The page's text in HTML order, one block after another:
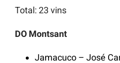
Total: 23 vins
DO Montsant
Jamacuco – José